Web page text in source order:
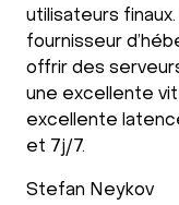
utilisateurs finaux.
fournisseur
offrir des
une excellente
excellente
et 7j/7.
Stefan Neykov